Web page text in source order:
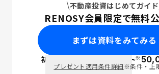
不動産投資はじめてガイド
RENOSY会員限定で無料公
まずは資料をみてみる
初回面談で ポイント※
プレゼント適用条件詳細※条件・上